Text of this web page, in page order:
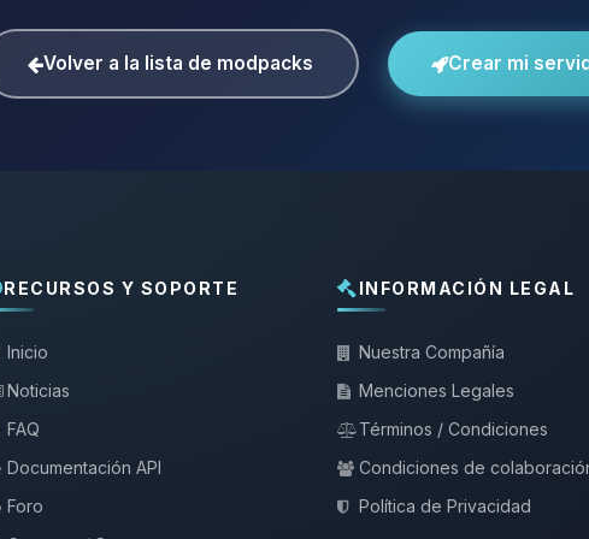
Volver a la lista de modpacks Crear mi
RECURSOS Y SOPORTE
Inicio
Noticias
FAQ
Documentación API
Foro
INFORMACIÓN LEGAL
Nuestra Compañía
Menciones Legales
Términos / Condiciones
Condiciones de
Política de Privacidad